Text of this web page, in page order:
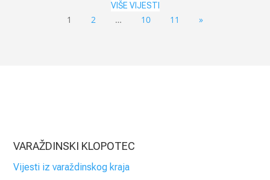
VIŠE VIJESTI
1 2 … 10 11 »
VARAŽDINSKI KLOPOTEC
Vijesti iz varaždinskog kraja